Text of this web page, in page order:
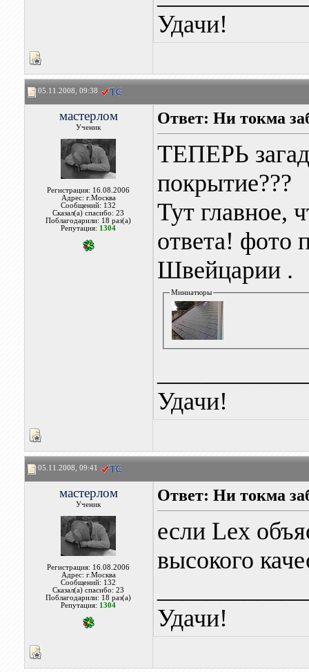
Удачи!
05.11.2008, 09:38
мастерлом
Ученик
Регистрация: 16.08.2006
Адрес: г.Москва
Сообщений: 132
Сказал(а) спасибо: 23
Поблагодарили: 18 раз(а)
Репутация: 1304
Ответ: Ни токма
ТЕПЕРЬ
покрытие???
Тут главное,
ответа! фото
Швейцарии .
Миниатюры
Удачи!
05.11.2008, 09:41
мастерлом
Ученик
Регистрация: 16.08.2006
Адрес: г.Москва
Сообщений: 132
Сказал(а) спасибо: 23
Поблагодарили: 18 раз(а)
Репутация: 1304
Ответ: Ни токма
если Lex
высокого
Удачи!